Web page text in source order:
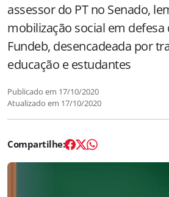
assessor do PT no Senado,
mobilização social em defesa
Fundeb, desencadeada por
educação e estudantes
Publicado em 17/10/2020
Atualizado em 17/10/2020